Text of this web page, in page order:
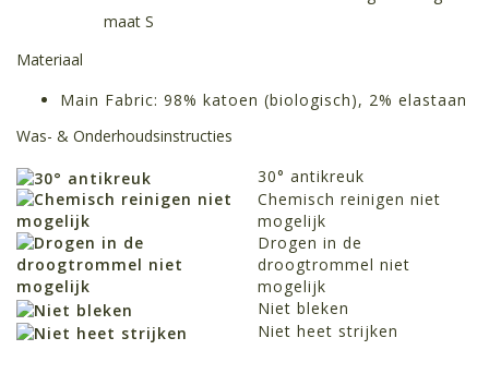
maat S
Materiaal
Main Fabric: 98% katoen (biologisch), 2% elastaan
Was- & Onderhoudsinstructies
30° antikreuk
Chemisch reinigen niet
mogelijk
Drogen in de
droogtrommel niet
mogelijk
Niet bleken
Niet heet strijken